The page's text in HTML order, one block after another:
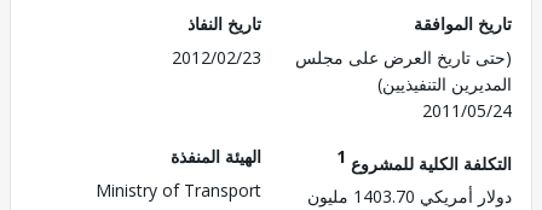
الموافقة
تاريخ العرض على مجلس
التنفيذيين)
2011/
تاريخ النفاذ
2012/02/23
الكلية للمشروع1
1403.70 مليون
الهيئة المنفذة
Ministry of Transport